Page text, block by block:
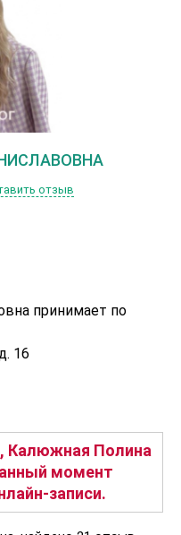
отзыв
принимает по
16
Калюжная Полина
момент
записи.